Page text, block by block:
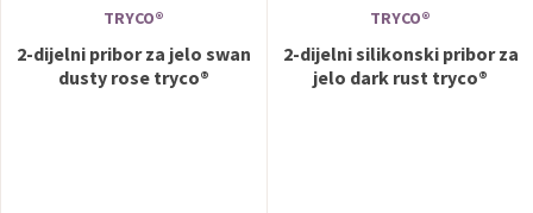
TRYCO®
2-dijelni pribor za jelo swan
dusty rose tryco®
TRYCO®
2-dijelni silikonski pribor za
jelo dark rust tryco®